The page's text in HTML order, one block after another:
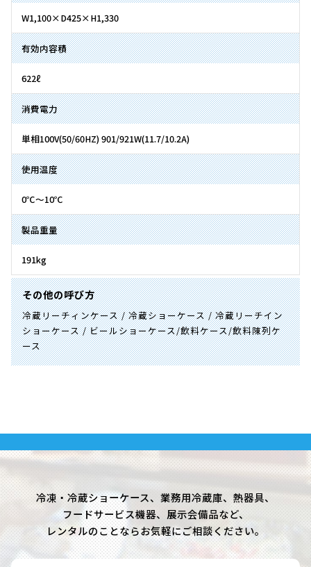
W1,100×D425×H1,330
有効内容積
622ℓ
消費電力
単相100V(50/60HZ) 901/921W(11.7/10.2A)
使用温度
0℃〜10℃
製品重量
191kg
その他の呼び方
冷蔵リーチィンケース / 冷蔵ショーケース / 冷蔵リーチイン
ショーケース / ビールショーケース/飲料ケース/飲料陳列ケ
ース
冷凍・冷蔵ショーケース、業務用冷蔵庫、熱器具、
フードサービス機器、展示会備品など、
レンタルのことならお気軽にご相談ください。